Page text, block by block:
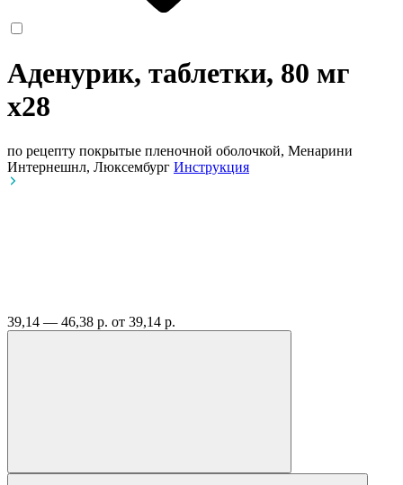
Аденурик, таблетки, 80 мг
x28
по рецепту покрытые пленочной оболочкой, Менарини
Интернешнл, Люксембург Инструкция
39,14 — 46,38 р. от 39,14 р.